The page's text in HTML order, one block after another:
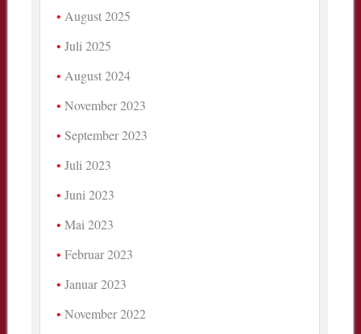
August 2025
Juli 2025
August 2024
November 2023
September 2023
Juli 2023
Juni 2023
Mai 2023
Februar 2023
Januar 2023
November 2022